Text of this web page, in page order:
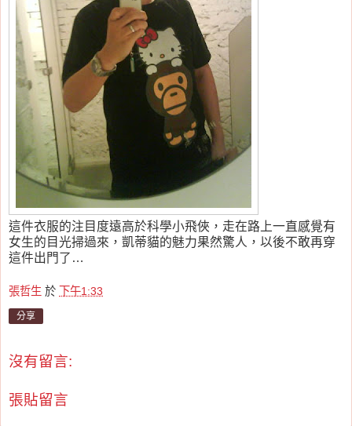
這件衣服的注目度遠高於科學小飛俠，走在路上一直感覺有
女生的目光掃過來，凱蒂貓的魅力果然驚人，以後不敢再穿
這件出門了…
張哲生 於 下午1:33
分享
沒有留言:
張貼留言